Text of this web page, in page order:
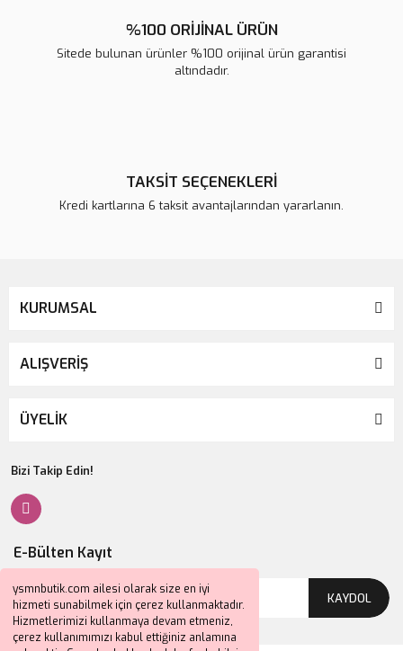
ysmnbutik.com ailesi olarak size en iyi
hizmeti sunabilmek için çerez kullanmaktadır.
Hizmetlerimizi kullanmaya devam etmeniz,
çerez kullanımımızı kabul ettiğiniz anlamına
%100 ORİJİNAL ÜRÜN
Sitede bulunan ürünler %100 orijinal ürün garantisi
altındadır.
TAKSİT SEÇENEKLERİ
Kredi kartlarına 6 taksit avantajlarından yararlanın.
KURUMSAL
ALIŞVERİŞ
ÜYELİK
Bizi Takip Edin!
E-Bülten Kayıt
KAYDOL